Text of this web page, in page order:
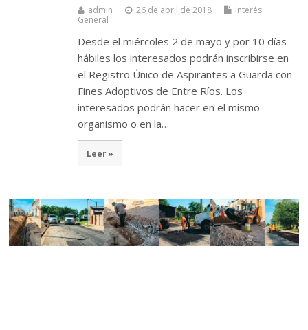
admin 26 de abril de 2018
Interés
General
Desde el miércoles 2 de mayo y por 10 días
hábiles los interesados podrán inscribirse en
el Registro Único de Aspirantes a Guarda con
Fines Adoptivos de Entre Ríos. Los
interesados podrán hacer en el mismo
organismo o en la…
Leer »